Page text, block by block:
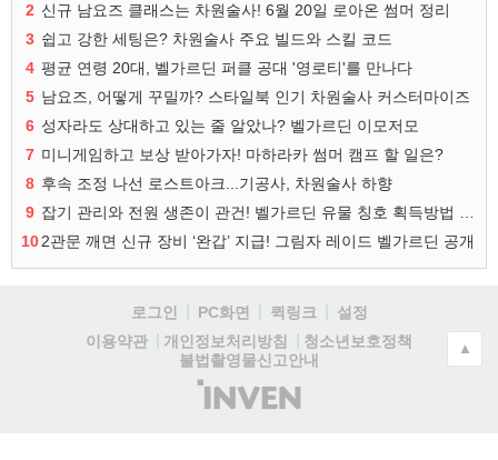
2 신규 남요즈 클래스는 차원술사! 6월 20일 로아온 썸머 정리
3 쉽고 강한 세팅은? 차원술사 주요 빌드와 스킬 코드
4 평균 연령 20대, 벨가르딘 퍼클 공대 '영로티'를 만나다
5 남요즈, 어떻게 꾸밀까? 스타일북 인기 차원술사 커스터마이즈
6 성자라도 상대하고 있는 줄 알았나? 벨가르딘 이모저모
7 미니게임하고 보상 받아가자! 마하라카 썸머 캠프 할 일은?
8 후속 조정 나선 로스트아크...기공사, 차원술사 하향
9
102관문 깨면 신규 장비 ‘완갑’ 지급! 그림자 레이드 벨가르딘 공개
로그인 PC화면 퀵링크
설정
이용약관
개인정보처리방침
청소년보호정책
불법촬영물신고안내
(주)
인
▲